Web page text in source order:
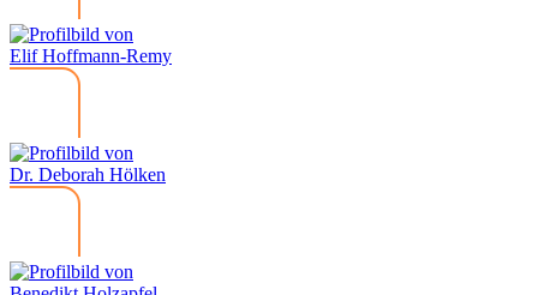
Elif Hoffmann-Remy
Dr. Deborah Hölken